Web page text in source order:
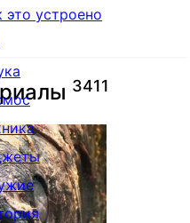
это устроено
3411